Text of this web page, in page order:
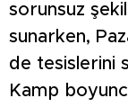
sorunsuz
sunarken,
de tesislerini
Kamp